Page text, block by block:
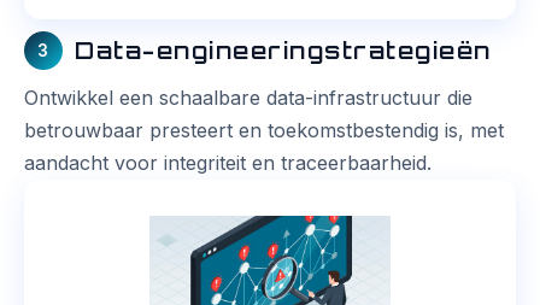
3 Data-engineeringstrategieën
Ontwikkel een schaalbare data-infrastructuur die
betrouwbaar presteert en toekomstbestendig is, met
aandacht voor integriteit en traceerbaarheid.